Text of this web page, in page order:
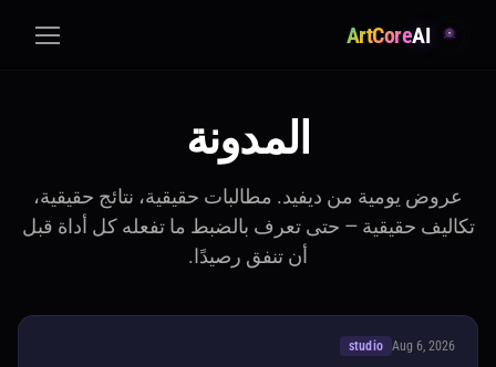
ArtCoreAI
المدونة
عروض يومية من ديفيد. مطالبات حقيقية، نتائج حقيقية،
تكاليف حقيقية — حتى تعرف بالضبط ما تفعله كل أداة قبل
أن تنفق رصيدًا.
Aug 6, 2026
studio